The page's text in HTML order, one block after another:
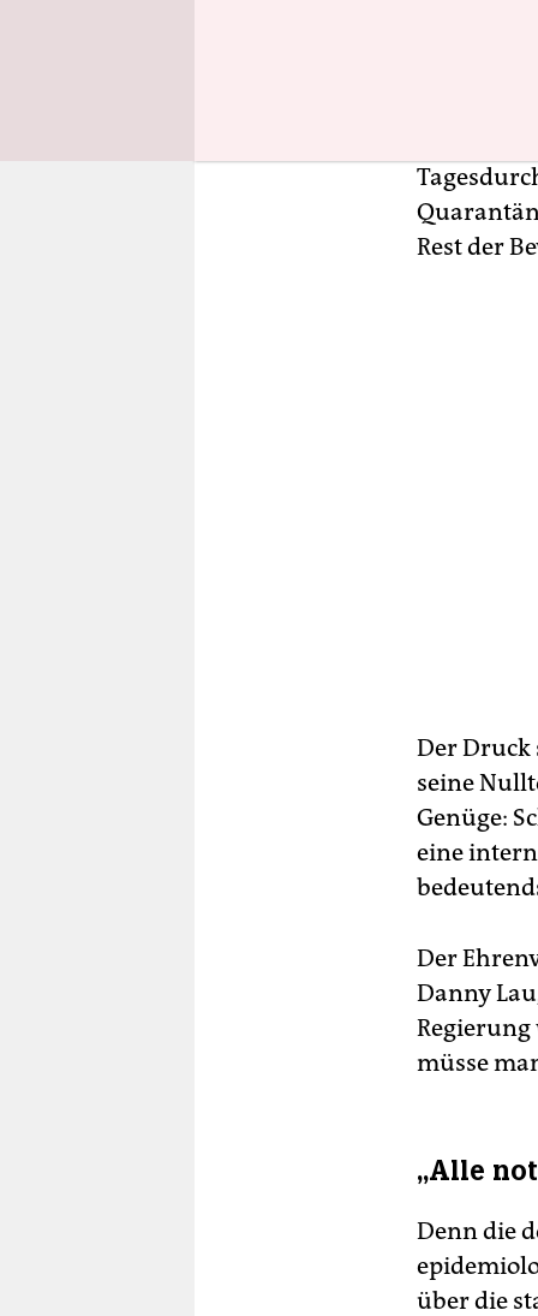
Tag auf
Rest der
Der Druck
seine
Genüge:
eine
Der
Danny
Regierung
müsse
„Alle
Denn die
über die